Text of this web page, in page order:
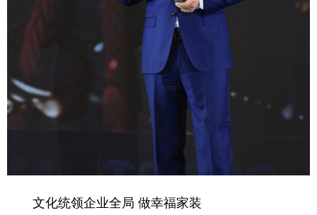
安徽 福建
山东 湖北
广东 海南
云南
新疆 内蒙古 黑龙江
文化统领企业全局 做幸福家装